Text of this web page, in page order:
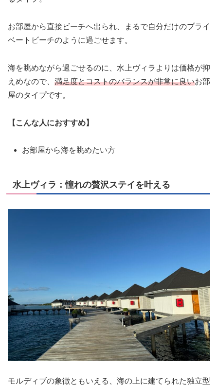
お部屋から直接ビーチへ出られ、まるで自分だけのプライ
ベートビーチのように過ごせます。
海を眺めながら過ごせるのに、水上ヴィラよりは価格が抑
えめなので、 満足度とコストのバランスが非常に良いお部
屋のタイプです。
【こんな人におすすめ】
お部屋から海を眺めたい方
水上ヴィラ：憧れの贅沢ステイを叶える
モルディブの象徴ともいえる、海の上に建てられた独立型